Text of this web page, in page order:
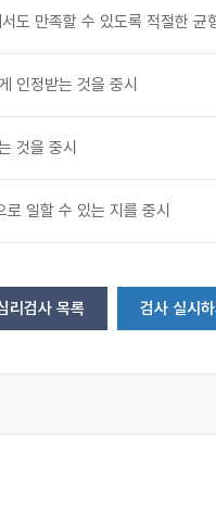
도 만족할 수 있도록 적절한 균
인정받는 것을 중시
것을 중시
일할 수 있는 지를 중시
리검사 목록 검사 실시하